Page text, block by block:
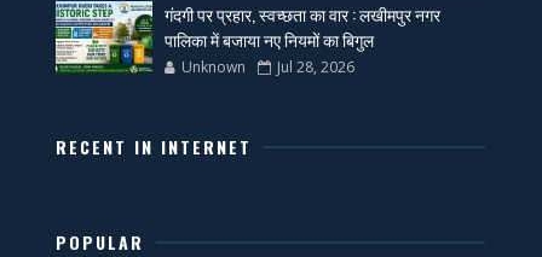
गंदगी पर प्रहार, स्वच्छता का वार : लखीमपुर नगर
पालिका में बजाया नए नियमों का बिगुल
Unknown Jul 28, 2026
RECENT IN INTERNET
POPULAR